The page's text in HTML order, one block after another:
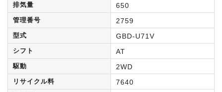
排気量 650
管理番号 2759
型式 GBD-U71V
シフト AT
駆動 2WD
リサイクル料 7640